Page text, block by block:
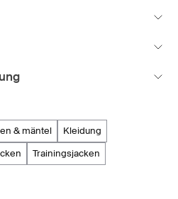
& mäntel
kleidung
trainingsjacken